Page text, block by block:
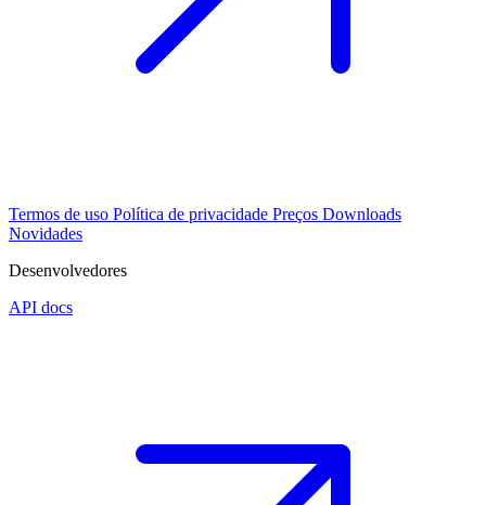
Termos de uso Política de privacidade Preços Downloads
Novidades
Desenvolvedores
API docs